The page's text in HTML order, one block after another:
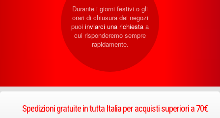
Durante i giorni festivi o gli
orari di chiusura dei negozi
puoi inviarci una richiesta a
cui risponderemo sempre
rapidamente.
Spedizioni gratuite in tutta Italia per acquisti superiori a 70€